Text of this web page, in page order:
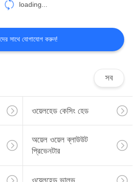
সরঞ্জাম
উপাদান
19
loading...
সাথে যোগাযোগ করুন!
সব
ওয়েলহেড কেসিং হেড
অয়েল ওয়েল ব্লাউউট
প্রিভেনটার